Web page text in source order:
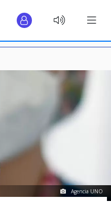
Agencia UNO